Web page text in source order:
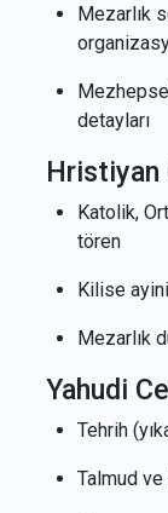
Mezarlık
detayları
Hristiyan
Katolik,
tören
Kilise
Mezarlık
Yahudi
Tehrih
Talmud